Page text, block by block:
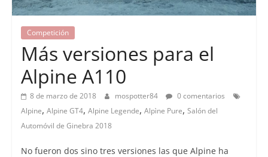
Competición
Más versiones para el
Alpine A110
8 de marzo de 2018 mospotter84
0 comentarios
Alpine, Alpine GT4, Alpine Legende, Alpìne Pure, Salón del
Automóvil de Ginebra 2018
No fueron dos sino tres versiones las que Alpine ha